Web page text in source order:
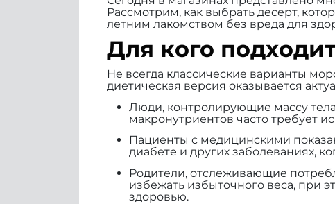
Рассмотрим, как выбрать десерт,
летним лакомством без вреда для
Для кого
Не всегда классические варианты
диетическая версия оказывается
Люди, контролирующие массу
макронутриентов часто требует
Пациенты с медицинскими
диабете и других заболеваниях,
Родители, отслеживающие
избежать избыточного веса, при
здоровью.